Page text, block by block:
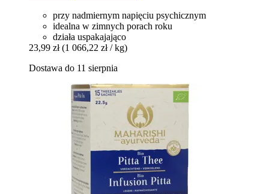
przy nadmiernym napięciu psychicznym
idealna w zimnych porach roku
działa uspakajająco
23,99 zł (1 066,22 zł / kg)
Dostawa do 11 sierpnia